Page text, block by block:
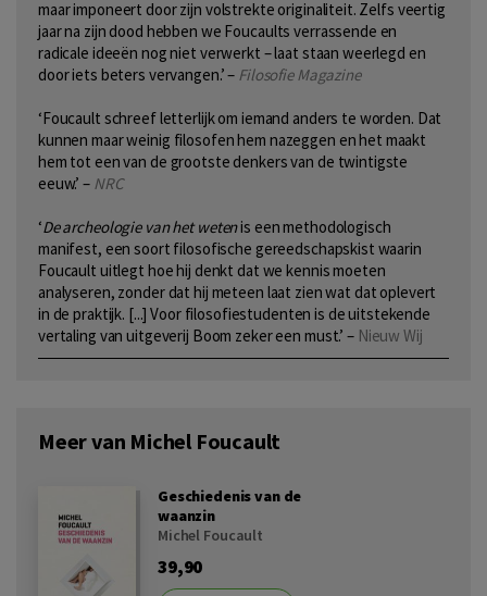
maar imponeert door zijn volstrekte originaliteit. Zelfs veertig
jaar na zijn dood hebben we Foucaults verrassende en
radicale ideeën nog niet verwerkt – laat staan weerlegd en
door iets beters vervangen.’ – Filosofie Magazine
‘Foucault schreef letterlijk om iemand anders te worden. Dat
kunnen maar weinig filosofen hem nazeggen en het maakt
hem tot een van de grootste denkers van de twintigste
eeuw.’ – NRC
‘De archeologie van het wetenis een methodologisch
manifest, een soort filosofische gereedschapskist waarin
Foucault uitlegt hoe hij denkt dat we kennis moeten
analyseren, zonder dat hij meteen laat zien wat dat oplevert
in de praktijk. [...] Voor filosofiestudenten is de uitstekende
vertaling van uitgeverij Boom zeker een must.’ – Nieuw Wij
Meer van Michel Foucault
Geschiedenis van de
waanzin
Michel Foucault
39,90